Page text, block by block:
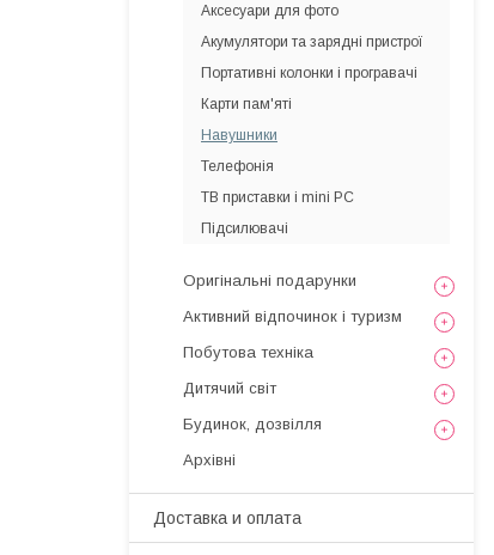
Аксесуари для фото
Акумулятори та зарядні пристрої
Портативні колонки і програвачі
Карти пам'яті
Навушники
Телефонія
ТВ приставки і mini PC
Підсилювачі
Оригінальні подарунки
Активний відпочинок і туризм
Побутова техніка
Дитячий світ
Будинок, дозвілля
Архівні
Доставка и оплата